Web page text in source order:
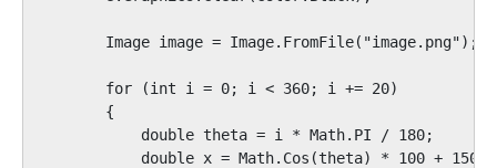
        Image image = Image.FromFile("image.png");
        for (int i = 0; i < 360; i += 20)
        {
            double theta = i * Math.PI / 180;
            double x = Math.Cos(theta) * 100 + 150;